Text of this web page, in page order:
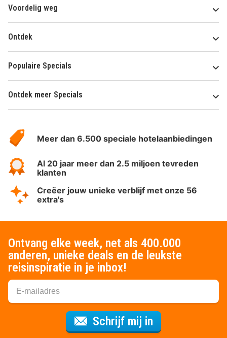
Voordelig weg
Ontdek
Populaire Specials
Ontdek meer Specials
HotelSpecials
Meer dan 6.500 speciale hotelaanbiedingen
Al 20 jaar meer dan 2.5 miljoen tevreden
klanten
Creëer jouw unieke verblijf met onze 56
extra's
Ontvang elke week, net als 400.000
anderen, unieke deals en de leukste
reisinspiratie in je inbox!
Schrijf mij in